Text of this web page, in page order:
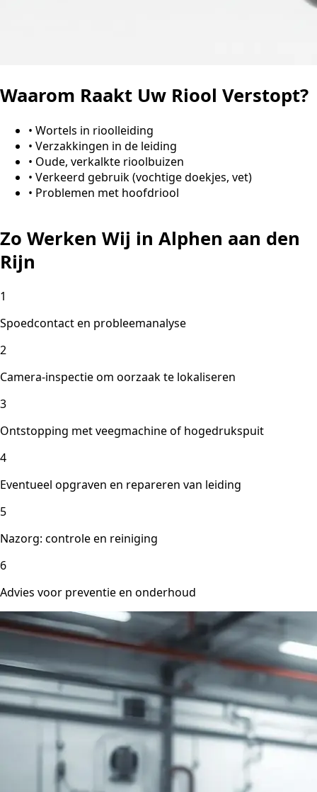
Waarom Raakt Uw Riool Verstopt?
• Wortels in rioolleiding
• Verzakkingen in de leiding
• Oude, verkalkte rioolbuizen
• Verkeerd gebruik (vochtige doekjes, vet)
• Problemen met hoofdriool
Zo Werken Wij in Alphen aan den
Rijn
1
Spoedcontact en probleemanalyse
2
Camera-inspectie om oorzaak te lokaliseren
3
Ontstopping met veegmachine of hogedrukspuit
4
Eventueel opgraven en repareren van leiding
5
Nazorg: controle en reiniging
6
Advies voor preventie en onderhoud